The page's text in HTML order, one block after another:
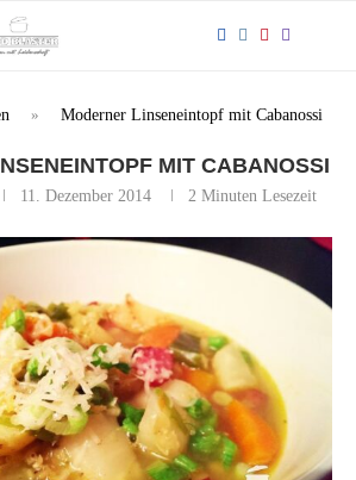
» Moderner Linseneintopf mit Cabanossi
MIT CABANOSSI
11. Dezember 2014 2 Minuten Lesezeit